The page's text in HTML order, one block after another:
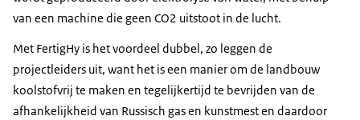
van een machine die geen CO2 uitstoot in de lucht.
Met FertigHy is het voordeel dubbel, zo leggen de
projectleiders uit, want het is een manier om de landbouw
koolstofvrij te maken en tegelijkertijd te bevrijden van de
afhankelijkheid van Russisch gas en kunstmest en daardoor